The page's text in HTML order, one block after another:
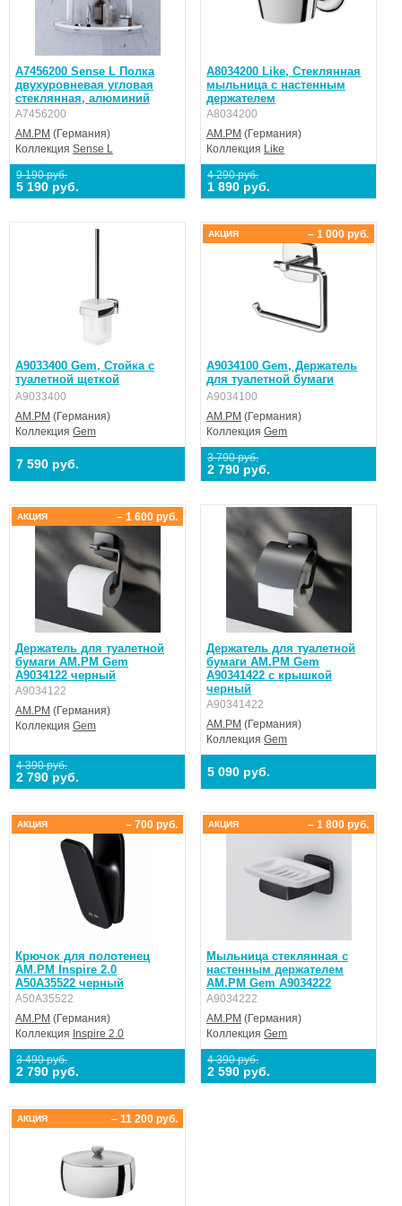
A7456200 Sense L Полка
двухуровневая угловая
стеклянная, алюминий
A7456200
AM.PM (Германия)
Коллекция Sense L
9 190 руб.
5 190 руб.
A8034200 Like, Стеклянная
мыльница с настенным
держателем
A8034200
AM.PM (Германия)
Коллекция Like
4 290 руб.
1 890 руб.
A9033400 Gem, Стойка с
туалетной щеткой
A9033400
AM.PM (Германия)
Коллекция Gem
7 590 руб.
A9034100 Gem, Держатель
для туалетной бумаги
A9034100
AM.PM (Германия)
КоллекцияGem
3 790 руб.
2 790 руб.
– 1 000 руб.
АКЦИЯ
Держатель для туалетной
бумаги AM.PM Gem
A9034122 черный
A9034122
AM.PM (Германия)
Коллекция Gem
4 390 руб.
2 790 руб.
– 1 600 руб.
АКЦИЯ
Держатель для туалетной
бумаги AM.PM Gem
A90341422 с крышкой
черный
A90341422
AM.PM (Германия)
КоллекцияGem
5 090 руб.
Крючок для полотенец
AM.PM Inspire 2.0
A50A35522 черный
A50A35522
AM.PM (Германия)
Коллекция Inspire 2.0
3 490 руб.
2 790 руб.
– 700 руб.
АКЦИЯ
Мыльница стеклянная с
настенным держателем
AM.PM Gem A9034222
A9034222
AM.PM (Германия)
КоллекцияGem
4 390 руб.
2 590 руб.
– 1 800 руб.
АКЦИЯ
– 11 200 руб.
АКЦИЯ